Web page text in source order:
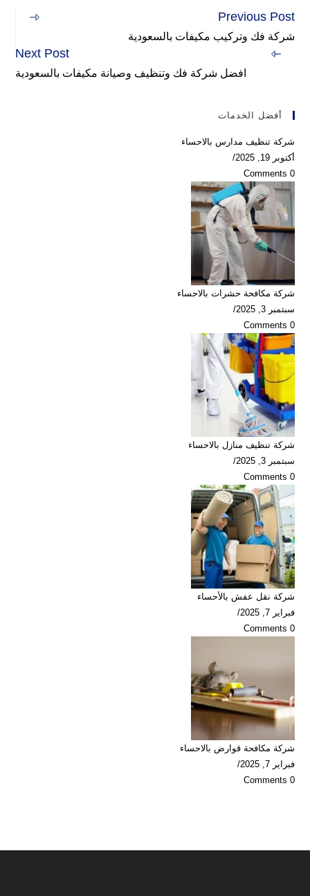
Read
articles
Previous Post
شركة فك وتركيب مكيفات بالسعودية
Next Post
افضل شركة فك وتنظيف وصيانة مكيفات بالسعودية
أفضل الخدمات
شركة تنظيف مدارس بالاحساء
أكتوبر 19, 2025
/
0 Comments
شركة مكافحة حشرات بالاحساء
سبتمبر 3, 2025
/
0 Comments
شركة تنظيف منازل بالاحساء
سبتمبر 3, 2025
/
0 Comments
شركة نقل عفش بالأحساء
فبراير 7, 2025
/
0 Comments
شركة مكافحة قوارض بالاحساء
فبراير 7, 2025
/
0 Comments